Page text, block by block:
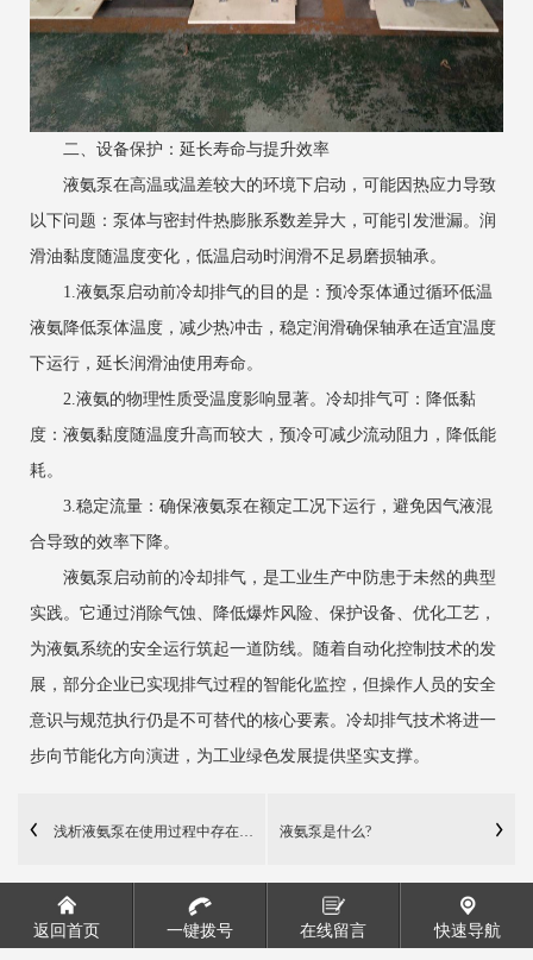
二、设备保护：延长寿命与提升效率
液氨泵在高温或温差较大的环境下启动，可能因热应力导致
以下问题：泵体与密封件热膨胀系数差异大，可能引发泄漏。润
滑油黏度随温度变化，低温启动时润滑不足易磨损轴承。
1.液氨泵启动前冷却排气的目的是：预冷泵体通过循环低温
液氨降低泵体温度，减少热冲击，稳定润滑确保轴承在适宜温度
下运行，延长润滑油使用寿命。
2.液氨的物理性质受温度影响显著。冷却排气可：降低黏
度：液氨黏度随温度升高而较大，预冷可减少流动阻力，降低能
耗。
3.稳定流量：确保液氨泵在额定工况下运行，避免因气液混
合导致的效率下降。
液氨泵启动前的冷却排气，是工业生产中防患于未然的典型
实践。它通过消除气蚀、降低爆炸风险、保护设备、优化工艺，
为液氨系统的安全运行筑起一道防线。随着自动化控制技术的发
展，部分企业已实现排气过程的智能化监控，但操作人员的安全
意识与规范执行仍是不可替代的核心要素。冷却排气技术将进一
步向节能化方向演进，为工业绿色发展提供坚实支撑。
浅析液氨泵在使用过程中存在的问题及对策液氨泵是什么?
返回首页 一键拨号 在线留言 快速导航